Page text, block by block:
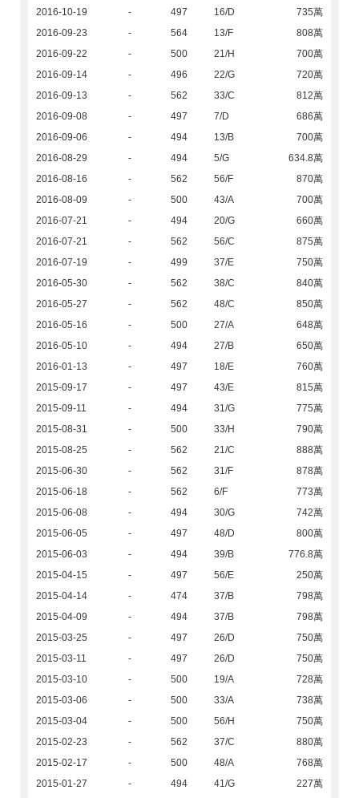
2016-10-19
- 497 16/D
735萬
2016-09-23
- 564 13/F
808萬
2016-09-22
- 500 21/H
700萬
2016-09-14
- 496 22/G
720萬
2016-09-13
- 562 33/C
812萬
2016-09-08
- 497 7/D
686萬
2016-09-06
- 494 13/B
700萬
2016-08-29
- 494 5/G
634.8萬
2016-08-16
- 562 56/F
870萬
2016-08-09
- 500 43/A
700萬
2016-07-21
- 494 20/G
660萬
2016-07-21
- 562 56/C
875萬
2016-07-19
- 499 37/E
750萬
2016-05-30
- 562 38/C
840萬
2016-05-27
- 562 48/C
850萬
2016-05-16
- 500 27/A
648萬
2016-05-10
- 494 27/B
650萬
2016-01-13
- 497 18/E
760萬
2015-09-17
- 497 43/E
815萬
2015-09-11
- 494 31/G
775萬
2015-08-31
- 500 33/H
790萬
2015-08-25
- 562 21/C
888萬
2015-06-30
- 562 31/F
878萬
2015-06-18
- 562 6/F
773萬
2015-06-08
- 494 30/G
742萬
2015-06-05
- 497 48/D
800萬
2015-06-03
- 494 39/B
776.8萬
2015-04-15
- 497 56/E
250萬
2015-04-14
- 474 37/B
798萬
2015-04-09
- 494 37/B
798萬
2015-03-25
- 497 26/D
750萬
2015-03-11
- 497 26/D
750萬
2015-03-10
- 500 19/A
728萬
2015-03-06
- 500 33/A
738萬
2015-03-04
- 500 56/H
750萬
2015-02-23
- 562 37/C
880萬
2015-02-17
- 500 48/A
768萬
2015-01-27
- 494 41/G
227萬